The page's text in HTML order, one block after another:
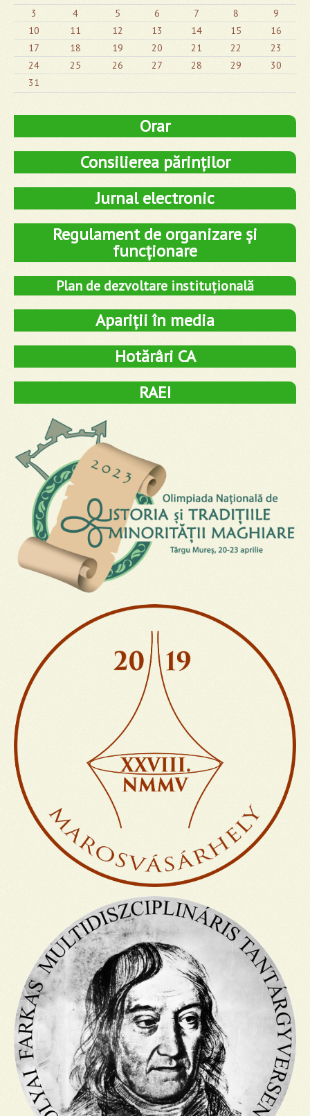
3
4 5 6 7 8
9
10
11 12 13 14 15
16
17
18 19 20 21 22
23
24
25 26 27 28 29
30
31
Orar
Consilierea părinților
Jurnal electronic
Regulament de organizare și
funcționare
Plan de dezvoltare instituțională
Apariții în media
Hotărâri CA
RAEI